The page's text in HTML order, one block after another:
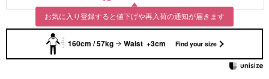
お気に入り登録すると値下げや再入荷の通知が届きます
160cm / 57kg Waist +3cm Find your size